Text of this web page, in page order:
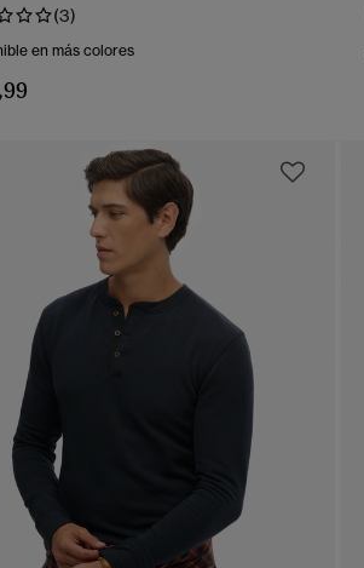
(3)
en más colores